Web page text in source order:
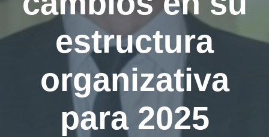
estructura
organizativa
para 2025